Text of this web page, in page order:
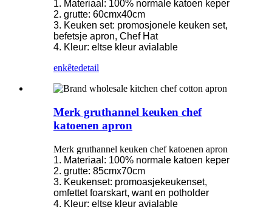
1. Materiaal: 100% normale katoen keper
2. grutte: 60cmx40cm
3. Keuken set: promosjonele keuken set,
befetsje apron, Chef Hat
4. Kleur: eltse kleur avialable
enkêtedetail
Merk gruthannel keuken chef
katoenen apron
Merk gruthannel keuken chef katoenen apron
1. Materiaal: 100% normale katoen keper
2. grutte: 85cmx70cm
3. Keukenset: promoasjekeukenset,
omfettet foarskart, want en potholder
4. Kleur: eltse kleur avialable